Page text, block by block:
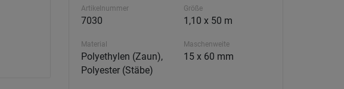
Artikelnummer
7030
Größe
1,10 x 50 m
Material
Polyethylen (Zaun),
Polyester (Stäbe)
Maschenweite
15 x 60 mm